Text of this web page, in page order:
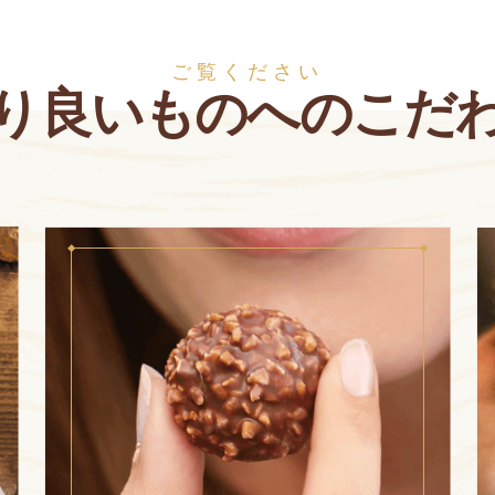
ご覧ください
良いものへのこだ